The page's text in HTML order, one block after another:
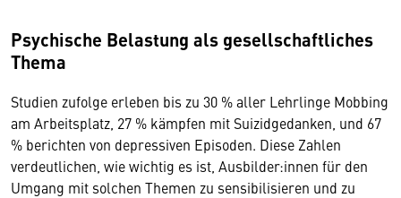
Psychische Belastung als gesellschaftliches
Thema
Studien zufolge erleben bis zu 30 % aller Lehrlinge Mobbing
am Arbeitsplatz, 27 % kämpfen mit Suizidgedanken, und 67
% berichten von depressiven Episoden. Diese Zahlen
verdeutlichen, wie wichtig es ist, Ausbilder:innen für den
Umgang mit solchen Themen zu sensibilisieren und zu